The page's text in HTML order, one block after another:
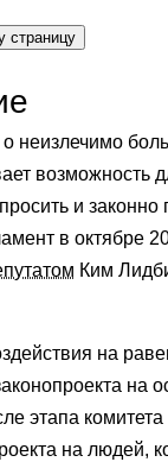
страницу
неизлечимо
возможность
и
в октябре
Ким
на
на
этапа
на